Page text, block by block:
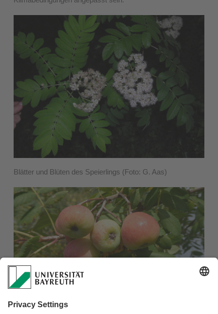
Blätter und Blüten des Speierlings (Foto: G. Aas)
Die kleinen Apfelfrüchte enthalten reichlich Gerbstoffe. Roh